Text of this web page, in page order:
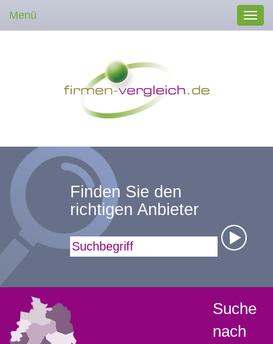
Menü
Finden Sie den
richtigen Anbieter
Suchbegriff
Suche
nach